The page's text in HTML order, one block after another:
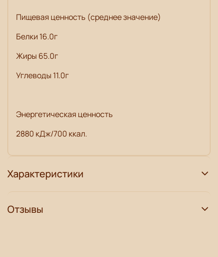
Пищевая ценность (среднее значение)
Белки 16.0г
Жиры 65.0г
Углеводы 11.0г
Энергетическая ценность
2880 кДж/700 ккал.
Характеристики
Отзывы